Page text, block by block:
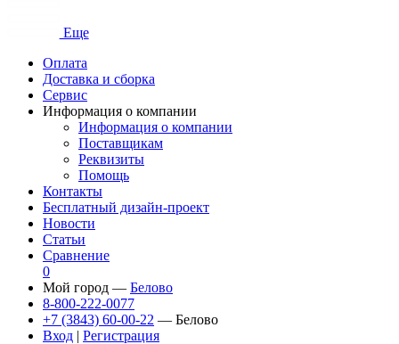
Еще
Оплата
Доставка и сборка
Сервис
Информация о компании
Информация о компании
Поставщикам
Реквизиты
Помощь
Контакты
Бесплатный дизайн-проект
Новости
Статьи
Сравнение
0
Мой город — Белово
8-800-222-0077
+7 (3843) 60-00-22 — Белово
Вход | Регистрация